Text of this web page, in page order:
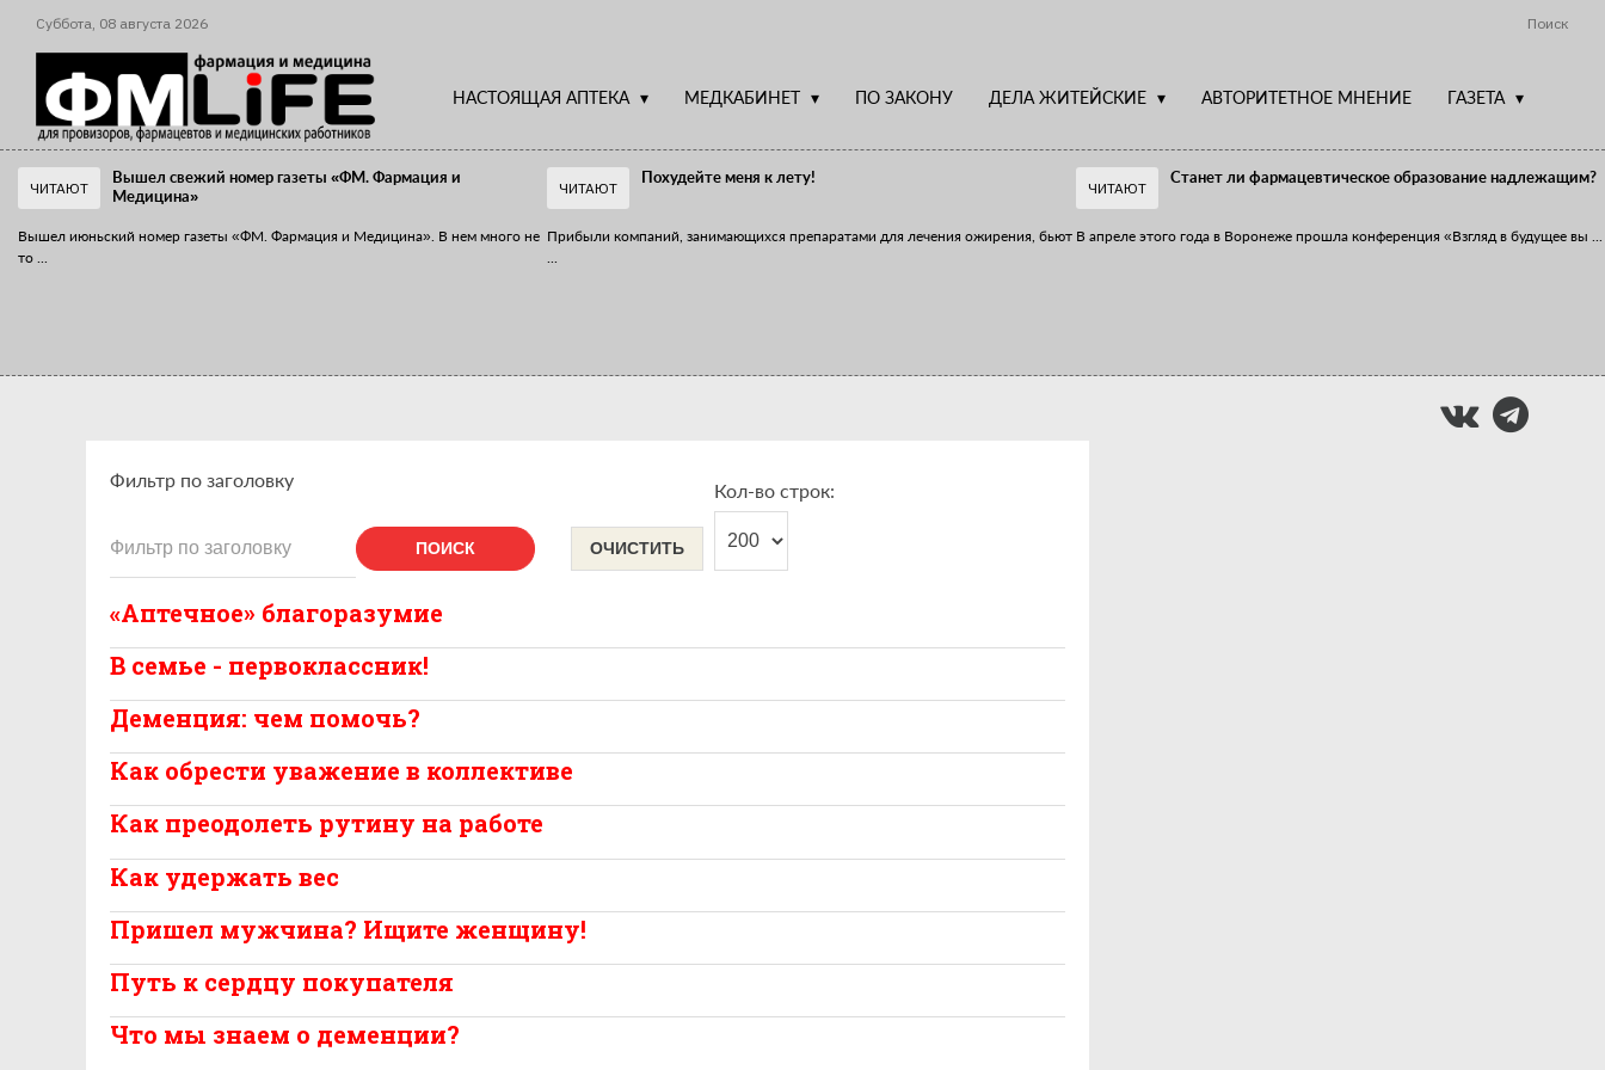
Суббота, 08 августа 2026 Поиск
НАСТОЯЩАЯ АПТЕКА МЕДКАБИНЕТ ПО ЗАКОНУ ДЕЛА ЖИТЕЙСКИЕ АВТОРИТЕТНОЕ МНЕНИЕ ГАЗЕТА
ЧИТАЮТ
Вышел свежий номер газеты «ФМ. Фармация и
Медицина»
Вышел июньский номер газеты «ФМ. Фармация и Медицина». В нем много не
то
ЧИТАЮТ
Похудейте меня к лету!
Прибыли компаний, занимающихся препаратами для лечения ожирения, бьют
ЧИТАЮТ
Станет ли фармацевтическое образование надлежащим?
В апреле этого года в Воронеже прошла конференция «Взгляд в будущее вы
Фильтр по заголовку
ПОИСК ОЧИСТИТЬ
Кол-во строк:
«Аптечное» благоразумие
В семье - первоклассник!
Деменция: чем помочь?
Как обрести уважение в коллективе
Как преодолеть рутину на работе
Как удержать вес
Пришел мужчина? Ищите женщину!
Путь к сердцу покупателя
Что мы знаем о деменции?